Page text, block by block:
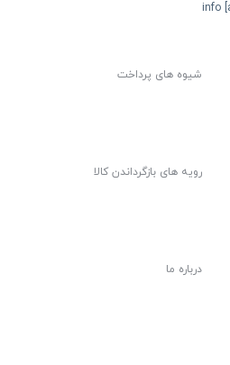
info
شیوه های پرداخت
رویه های بازگرداندن کالا
درباره ما